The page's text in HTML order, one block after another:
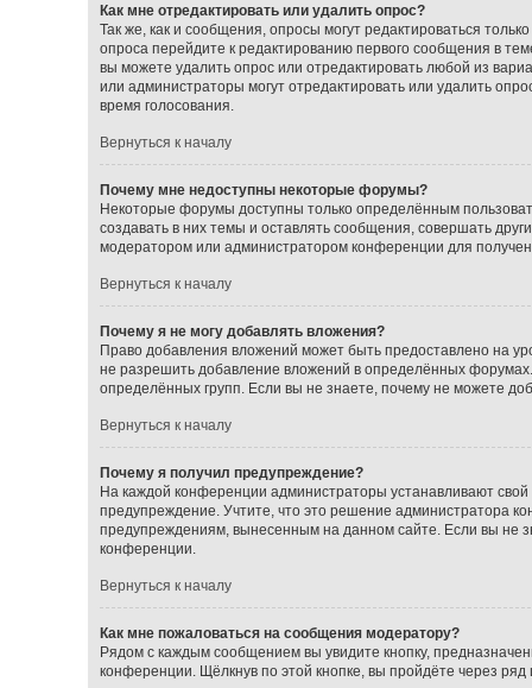
Как мне отредактировать или удалить опрос?
Так же, как и сообщения, опросы могут редактироваться
опроса перейдите к редактированию первого сообщения в
вы можете удалить опрос или отредактировать любой из
или администраторы могут отредактировать или удалить
время голосования.
Вернуться к началу
Почему мне недоступны некоторые форумы?
Некоторые форумы доступны только определённым
создавать в них темы и оставлять сообщения, совершать
модератором или администратором конференции для
Вернуться к началу
Почему я не могу добавлять вложения?
Право добавления вложений может быть предоставлено на
не разрешить добавление вложений в определённых
определённых групп. Если вы не знаете, почему не можете
Вернуться к началу
Почему я получил предупреждение?
На каждой конференции администраторы устанавливают
предупреждение. Учтите, что это решение администратора
предупреждениям, вынесенным на данном сайте. Если вы не
конференции.
Вернуться к началу
Как мне пожаловаться на сообщения модератору?
Рядом с каждым сообщением вы увидите кнопку,
конференции. Щёлкнув по этой кнопке, вы пройдёте через